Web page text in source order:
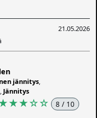
21.05.2026
jännitys
Jännitys
☆☆ 8 / 10